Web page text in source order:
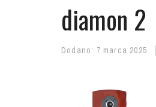
diamon 2
Dodano: 7 marca 2025